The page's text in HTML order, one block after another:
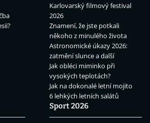
Karlovarský filmový festival
2026
Znamení, že jste potkali
někoho z minulého života
Astronomické úkazy 2026:
zatmění slunce a další
Jak obléci miminko při
vysokých teplotách?
Jak na dokonalé letní mojito
6 lehkých letních salátů
Sport 2026